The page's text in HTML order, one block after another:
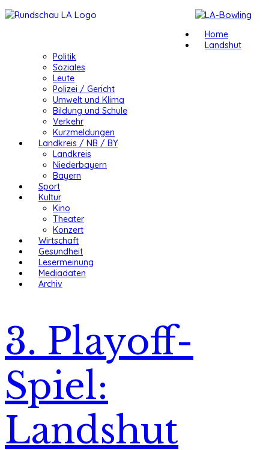
Home
Landshut
Politik
Soziales
Leute
Polizei / Gericht
Umwelt und Klima
Bildung und Schule
Verkehr
Kurzmeldungen
Landkreis / NB / BY
Landkreis
Niederbayern
Bayern
Sport
Kultur
Kino
Theater
Konzert
Wirtschaft
Gesundheit
Lesermeinung
Mediadaten
Archiv
3. Playoff-
Spiel:
Landshut